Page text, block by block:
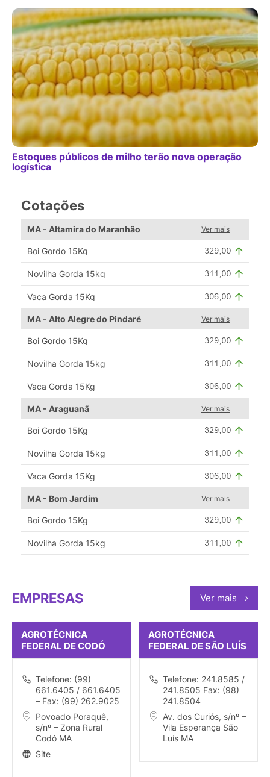
Estoques públicos de milho terão nova operação
logística
Cotações
MA - Altamira do Maranhão Ver mais
Boi Gordo 15Kg
Novilha Gorda 15kg
Vaca Gorda 15Kg
MA - Alto Alegre do Pindaré Ver mais
Boi Gordo 15Kg
Novilha Gorda 15kg
Vaca Gorda 15Kg
MA - Araguanã Ver mais
Boi Gordo 15Kg
Novilha Gorda 15kg
Vaca Gorda 15Kg
MA - Bom Jardim Ver mais
Boi Gordo 15Kg
Novilha Gorda 15kg
EMPRESAS Ver mais
AGROTÉCNICA
FEDERAL DE CODÓ
Telefone: (99)
661.6405 / 661.6405
– Fax: (99) 262.9025
Povoado Poraquê,
s/nº – Zona Rural
Codó MA
Site
AGROTÉCNICA
FEDERAL DE SÃO LUÍS
Telefone: 241.8585 /
241.8505 Fax: (98)
241.8504
Av. dos Curiós, s/nº –
Vila Esperança São
Luís MA